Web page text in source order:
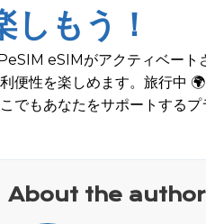
しもう！
eSIMがアクティベー
便性を楽しめます。旅行中
でもあなたをサポートする
About the author